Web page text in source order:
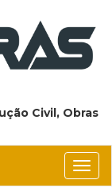
Civil, Obras